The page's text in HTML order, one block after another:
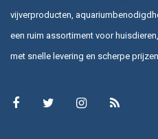
vijverproducten,
een ruim assortiment voor
met snelle levering en scherpe